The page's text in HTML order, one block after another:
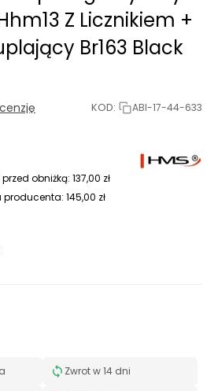
Z Licznikiem +
Br163 Black
KOD: ABI-17-44-633
obniżką: 137,00 zł
producenta: 145,00 zł
Zwrot w 14 dni